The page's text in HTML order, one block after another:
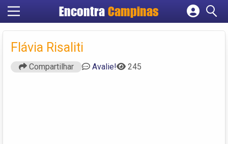
Encontra Campinas
Cadastrar empresa
Flávia Risaliti
Compartilhar Avalie! 245